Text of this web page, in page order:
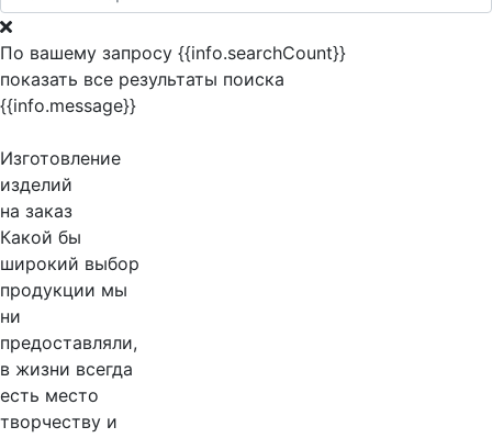
По вашему запросу {{info.searchCount}}
показать все результаты поиска
{{info.message}}
Изготовление
изделий
на заказ
Какой бы
широкий выбор
продукции мы
ни
предоставляли,
в жизни всегда
есть место
творчеству и